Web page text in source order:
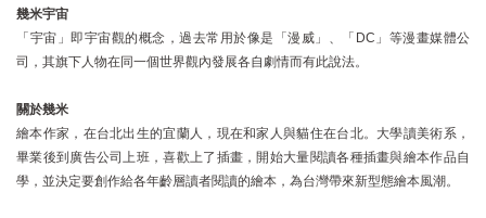
幾米宇宙
「宇宙」即宇宙觀的概念，過去常用於像是「漫威」、「DC」等漫畫媒體公
司，其旗下人物在同一個世界觀內發展各自劇情而有此說法。
關於幾米
繪本作家，在台北出生的宜蘭人，現在和家人與貓住在台北。大學讀美術系，
畢業後到廣告公司上班，喜歡上了插畫，開始大量閱讀各種插畫與繪本作品自
學，並決定要創作給各年齡層讀者閱讀的繪本，為台灣帶來新型態繪本風潮。